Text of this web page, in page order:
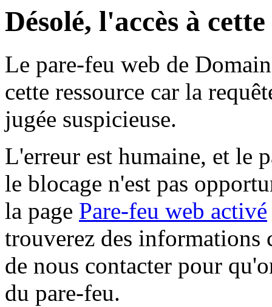
Désolé, l'accès à
Le pare-feu web de
cette ressource car la
jugée suspicieuse.
L'erreur est humaine, et le
le blocage n'est pas
la page Pare-feu web activé
trouverez des informations
de nous contacter pour
du pare-feu.